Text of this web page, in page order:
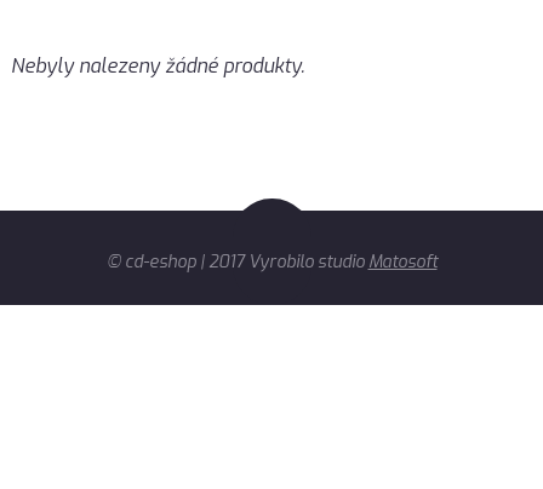
Nebyly nalezeny žádné produkty.
© cd-eshop | 2017 Vyrobilo studio Matosoft